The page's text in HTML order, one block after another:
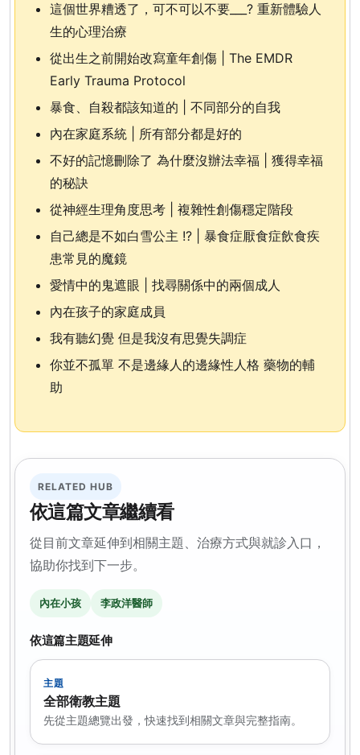
這個世界糟透了，可不可以不要___? 重新體驗人
生的心理治療
從出生之前開始改寫童年創傷 | The EMDR
Early Trauma Protocol
暴食、自殺都該知道的 | 不同部分的自我
內在家庭系統 | 所有部分都是好的
不好的記憶刪除了 為什麼沒辦法幸福 | 獲得幸福
的秘訣
從神經生理角度思考 | 複雜性創傷穩定階段
自己總是不如白雪公主 !? | 暴食症厭食症飲食疾
患常見的魔鏡
愛情中的鬼遮眼 | 找尋關係中的兩個成人
內在孩子的家庭成員
我有聽幻覺 但是我沒有思覺失調症
你並不孤單 不是邊緣人的邊緣性人格 藥物的輔
助
RELATED HUB
依這篇文章繼續看
從目前文章延伸到相關主題、治療方式與就診入口，
協助你找到下一步。
內在小孩 李政洋醫師
依這篇主題延伸
主題
全部衛教主題
先從主題總覽出發，快速找到相關文章與完整指南。